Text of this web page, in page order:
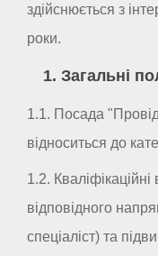
здійснюється з
роки.
1. Загальні
1.1. Посада
відноситься до
1.2.
відповідного
спеціаліст) та